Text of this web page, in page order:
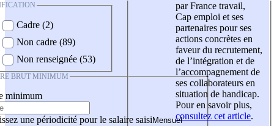
Cadre (2)
Non cadre (89)
Non renseignée (53)
BRUT MINIMUM
minimum
une périodicité pour le salaire saisi
par France travail,
Cap emploi et ses
partenaires pour ses
actions concrètes en
faveur du recrutement,
de l’intégration et de
l’accompagnement de
ses collaborateurs en
situation de handicap.
Pour en savoir plus,
consultez cet article.